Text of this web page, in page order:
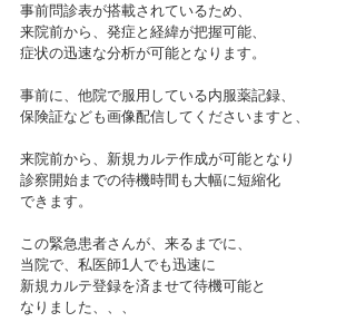
事前問診表が搭載されているため、
来院前から、発症と経緯が把握可能、
症状の迅速な分析が可能となります。
事前に、他院で服用している内服薬記録、
保険証なども画像配信してくださいますと、
来院前から、新規カルテ作成が可能となり
診察開始までの待機時間も大幅に短縮化
できます。
この緊急患者さんが、来るまでに、
当院で、私医師1人でも迅速に
新規カルテ登録を済ませて待機可能と
なりました、、、